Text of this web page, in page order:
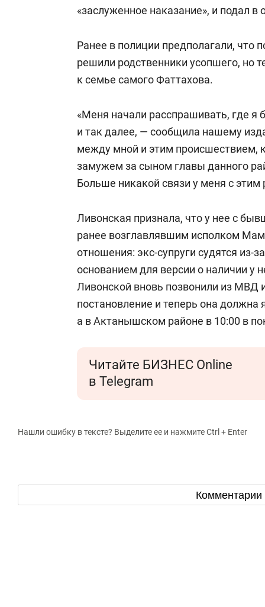
«заслуженное наказание», и подал в
Ранее в полиции предполагали, что
решили родственники усопшего, но
к семье самого Фаттахова.
«Меня начали расспрашивать, где я
и так далее, — сообщила нашему
между мной и этим происшествием,
замужем за сыном главы данного
Больше никакой связи у меня с этим
Ливонская признала, что у нее с
ранее возглавлявшим исполком
отношения: экс-супруги судятся из-
основанием для версии о наличии у
Ливонской вновь позвонили из МВД
постановление и теперь она должна
а в Актанышском районе в 10:00 в
Читайте БИЗНЕС Online
в Telegram
Нашли ошибку в тексте? Выделите ее и нажмите Ctrl + Enter
Комментарии